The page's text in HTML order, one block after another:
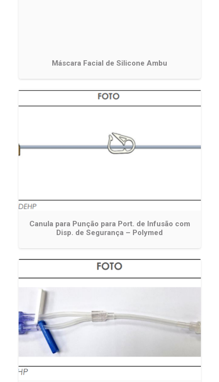
Máscara Facial de Silicone Ambu
Canula para Punção para Port. de Infusão com
Disp. de Segurança – Polymed